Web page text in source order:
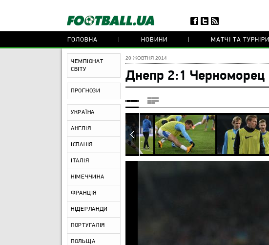
ГОЛОВНА НОВИНИ МАТЧІ ТА ТУРНІРИ
ЧЕМПІОНАТ
СВІТУ
ПРОГНОЗИ
УКРАЇНА
АНГЛІЯ
ІСПАНІЯ
ІТАЛІЯ
НІМЕЧЧИНА
ФРАНЦІЯ
НІДЕРЛАНДИ
ПОРТУГАЛІЯ
ПОЛЬЩА
20 ЖОВТНЯ 2014
Днепр 2:1 Черноморец